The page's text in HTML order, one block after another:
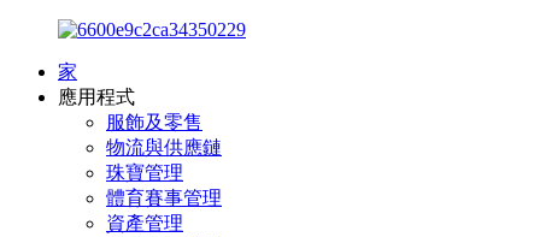
家
應用程式
服飾及零售
物流與供應鏈
珠寶管理
體育賽事管理
資產管理